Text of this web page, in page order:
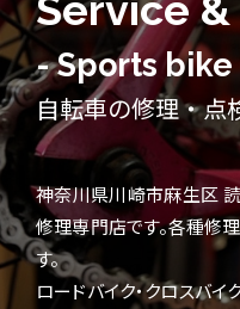
Service
- Sports bike
自転車の修理・点
神奈川県川崎市麻生区
修理専門店です。各種修
す。
ロードバイク・クロスバ